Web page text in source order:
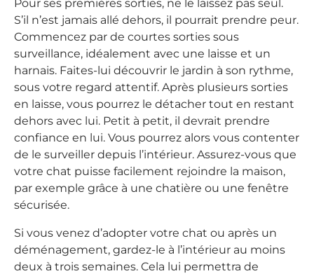
Pour ses premières sorties, ne le laissez pas seul.
S’il n’est jamais allé dehors, il pourrait prendre peur.
Commencez par de courtes sorties sous
surveillance, idéalement avec une laisse et un
harnais. Faites-lui découvrir le jardin à son rythme,
sous votre regard attentif. Après plusieurs sorties
en laisse, vous pourrez le détacher tout en restant
dehors avec lui. Petit à petit, il devrait prendre
confiance en lui. Vous pourrez alors vous contenter
de le surveiller depuis l’intérieur. Assurez-vous que
votre chat puisse facilement rejoindre la maison,
par exemple grâce à une chatière ou une fenêtre
sécurisée.
Si vous venez d’adopter votre chat ou après un
déménagement, gardez-le à l’intérieur au moins
deux à trois semaines. Cela lui permettra de